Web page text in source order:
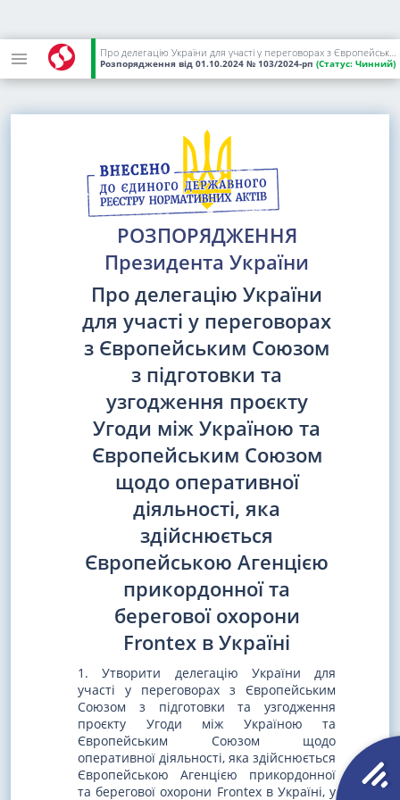
Про делегацію України для участі у переговорах з Європейським Союзом з підготовки та узгодження проєкту Угоди між Україною та Європейським Союзом щодо оперативної діяльності, яка здійснюється Європейською Агенцією прикордонної та берегової охорони Frontex в Україні
Розпорядження від 01.10.2024 № 103/2024-рп (Статус: Чинний)
РОЗПОРЯДЖЕННЯ
Президента України
Про делегацію України
для участі у переговорах
з Європейським Союзом
з підготовки та
узгодження проєкту
Угоди між Україною та
Європейським Союзом
щодо оперативної
діяльності, яка
здійснюється
Європейською Агенцією
прикордонної та
берегової охорони
Frontex в Україні
1. Утворити делегацію України для
участі у переговорах з Європейським
Союзом з підготовки та узгодження
проєкту Угоди між Україною та
Європейським Союзом щодо
оперативної діяльності, яка здійснюється
Європейською Агенцією прикордонної
та берегової охорони Frontex в Україні, у